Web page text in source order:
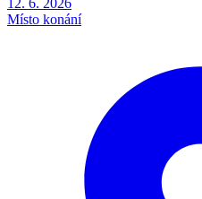
12. 6. 2026
Místo konání